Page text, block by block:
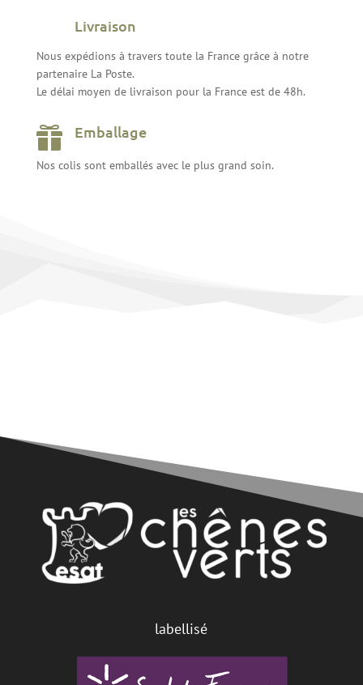
Livraison
Nous expédions à travers toute la France grâce à notre
partenaire La Poste.
Le délai moyen de livraison pour la France est de 48h.
 Emballage
Nos colis sont emballés avec le plus grand soin.
labellisé